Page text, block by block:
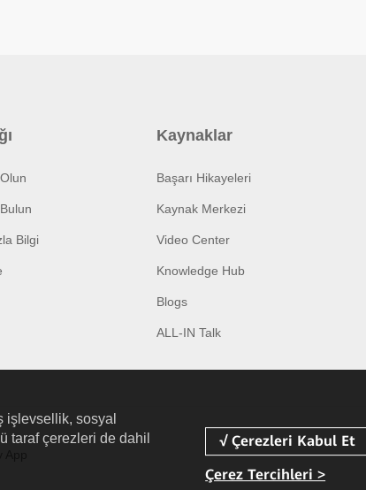
Bilgi
Kaynaklar
Başarı Hikayeleri
Kaynak Merkezi
Video Center
Knowledge Hub
Blogs
ALL-IN Talk
işlevsellik, sosyal
taraf çerezleri de dahil
Çerez Tercihleri >